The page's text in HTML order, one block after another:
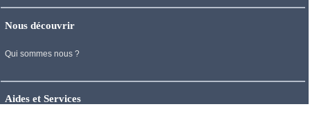
Nous découvrir
Qui sommes nous ?
Aides et Services